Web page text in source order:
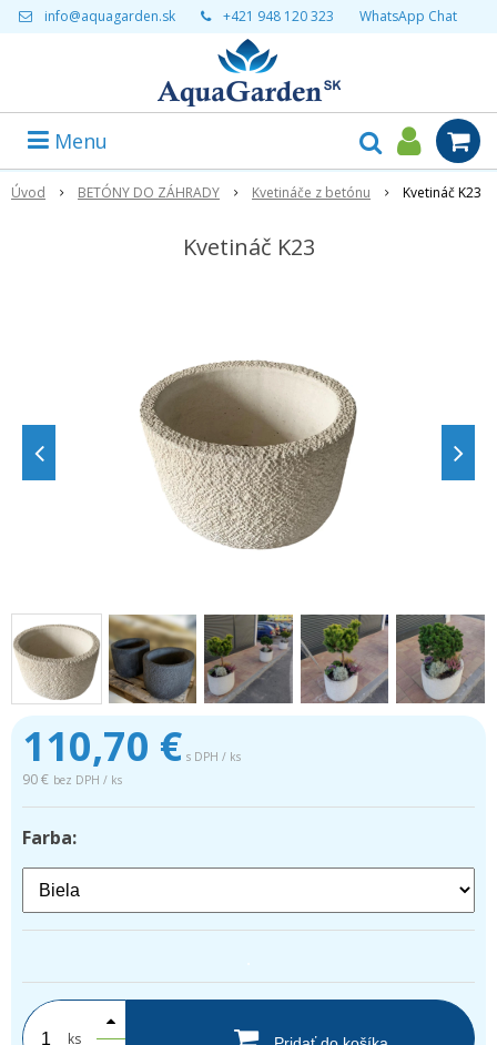
info@aquagarden.sk +421 948 120 323 WhatsApp Chat
Menu
Úvod BETÓNY DO ZÁHRADY Kvetináče z betónu Kvetináč K23
Kvetináč K23
110,70 € s DPH / ks
90 € bez DPH / ks
Farba:
ks